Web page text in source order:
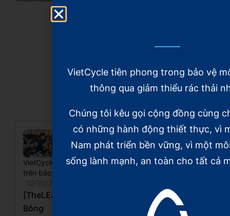
Xem thêm
VietCycle
trên báo chí
10/20/2025
[TheLEADER]
Bông
VietCycle
VietCycle
[Báo Nhân
dân]
VietCycle tiên phong trong bảo vệ
thông qua giảm thiểu rác thải
Chúng tôi kêu gọi cộng đồng cùng
có những hành động thiết thực, vì
Nam phát triển bền vững, vì một
sống lành mạnh, an toàn cho tất cả